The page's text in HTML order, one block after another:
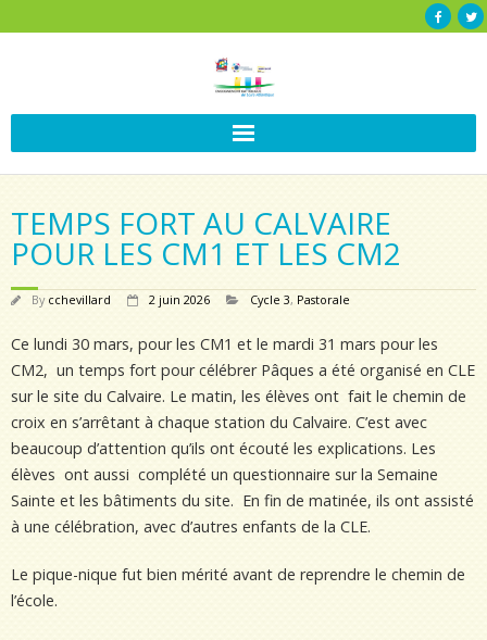
TEMPS FORT AU CALVAIRE
POUR LES CM1 ET LES CM2
By cchevillard 2 juin 2026 Cycle 3, Pastorale
Ce lundi 30 mars, pour les CM1 et le mardi 31 mars pour les
CM2, un temps fort pour célébrer Pâques a été organisé en CLE
sur le site du Calvaire. Le matin, les élèves ont fait le chemin de
croix en s’arrêtant à chaque station du Calvaire. C’est avec
beaucoup d’attention qu’ils ont écouté les explications. Les
élèves ont aussi complété un questionnaire sur la Semaine
Sainte et les bâtiments du site. En fin de matinée, ils ont assisté
à une célébration, avec d’autres enfants de la CLE.
Le pique-nique fut bien mérité avant de reprendre le chemin de
l’école.